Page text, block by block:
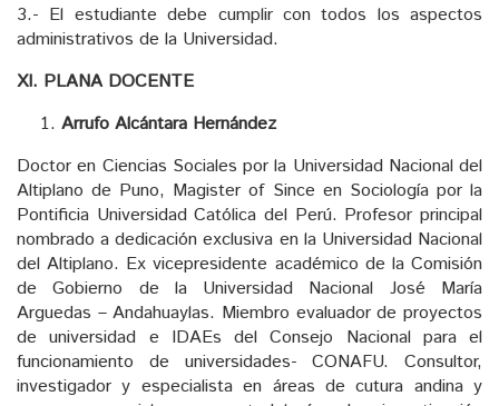
3.- El estudiante debe cumplir con todos los aspectos
administrativos de la Universidad.
XI. PLANA DOCENTE
Arrufo Alcántara Hernández
Doctor en Ciencias Sociales por la Universidad Nacional del
Altiplano de Puno, Magister of Since en Sociología por la
Pontificia Universidad Católica del Perú. Profesor principal
nombrado a dedicación exclusiva en la Universidad Nacional
del Altiplano. Ex vicepresidente académico de la Comisión
de Gobierno de la Universidad Nacional José María
Arguedas – Andahuaylas. Miembro evaluador de proyectos
de universidad e IDAEs del Consejo Nacional para el
funcionamiento de universidades- CONAFU. Consultor,
investigador y especialista en áreas de cutura andina y